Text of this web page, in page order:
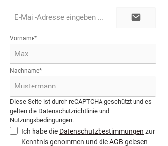
Mail-
Vorname*
Nachname*
Diese Seite ist durch reCAPTCHA geschützt und es
gelten die Datenschutzrichtlinie und
Nutzungsbedingungen.
Ich habe die Datenschutzbestimmungen zur
Kenntnis genommen und dieAGB gelesen